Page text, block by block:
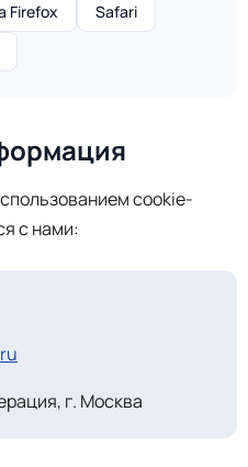
Firefox
Safari
cookie-
с нами:
г. Москва